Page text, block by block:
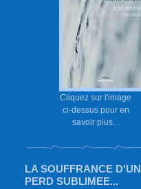
Cliquez sur l'image
ci-dessus pour en
savoir plus...
LA SOUFFRANCE D'UN
PERD SUBLIMEE...